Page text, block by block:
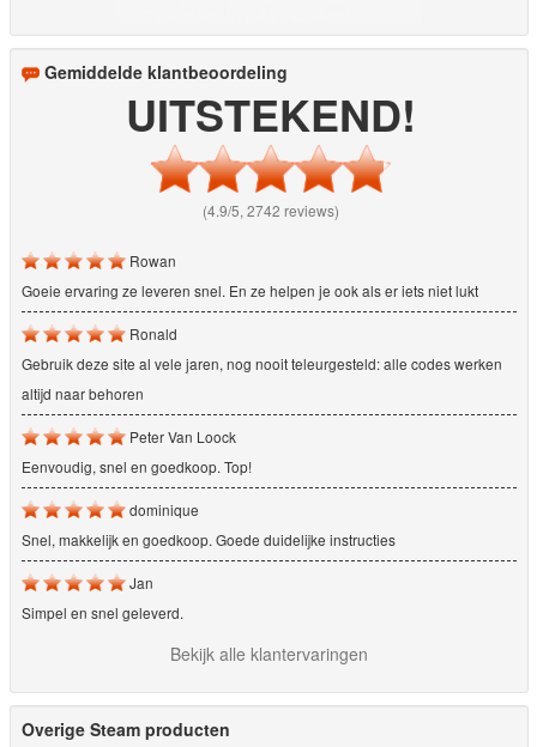
Gemiddelde klantbeoordeling
UITSTEKEND!
(4.9/5, 2742 reviews)
Rowan
Goeie ervaring ze leveren snel. En ze helpen je ook als er iets niet lukt
Ronald
Gebruik deze site al vele jaren, nog nooit teleurgesteld: alle codes werken
altijd naar behoren
Peter Van Loock
Eenvoudig, snel en goedkoop. Top!
dominique
Snel, makkelijk en goedkoop. Goede duidelijke instructies
Jan
Simpel en snel geleverd.
Bekijk alle klantervaringen
Overige Steam producten